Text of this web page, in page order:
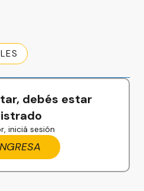
debés estar
iniciá sesión